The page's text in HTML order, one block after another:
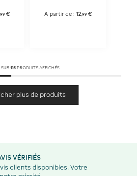
99 € A partir de :12,99 €
SUR 115PRODUITS AFFICHÉS
plus de produits
VÉRIFIÉS
clients disponibles. Votre